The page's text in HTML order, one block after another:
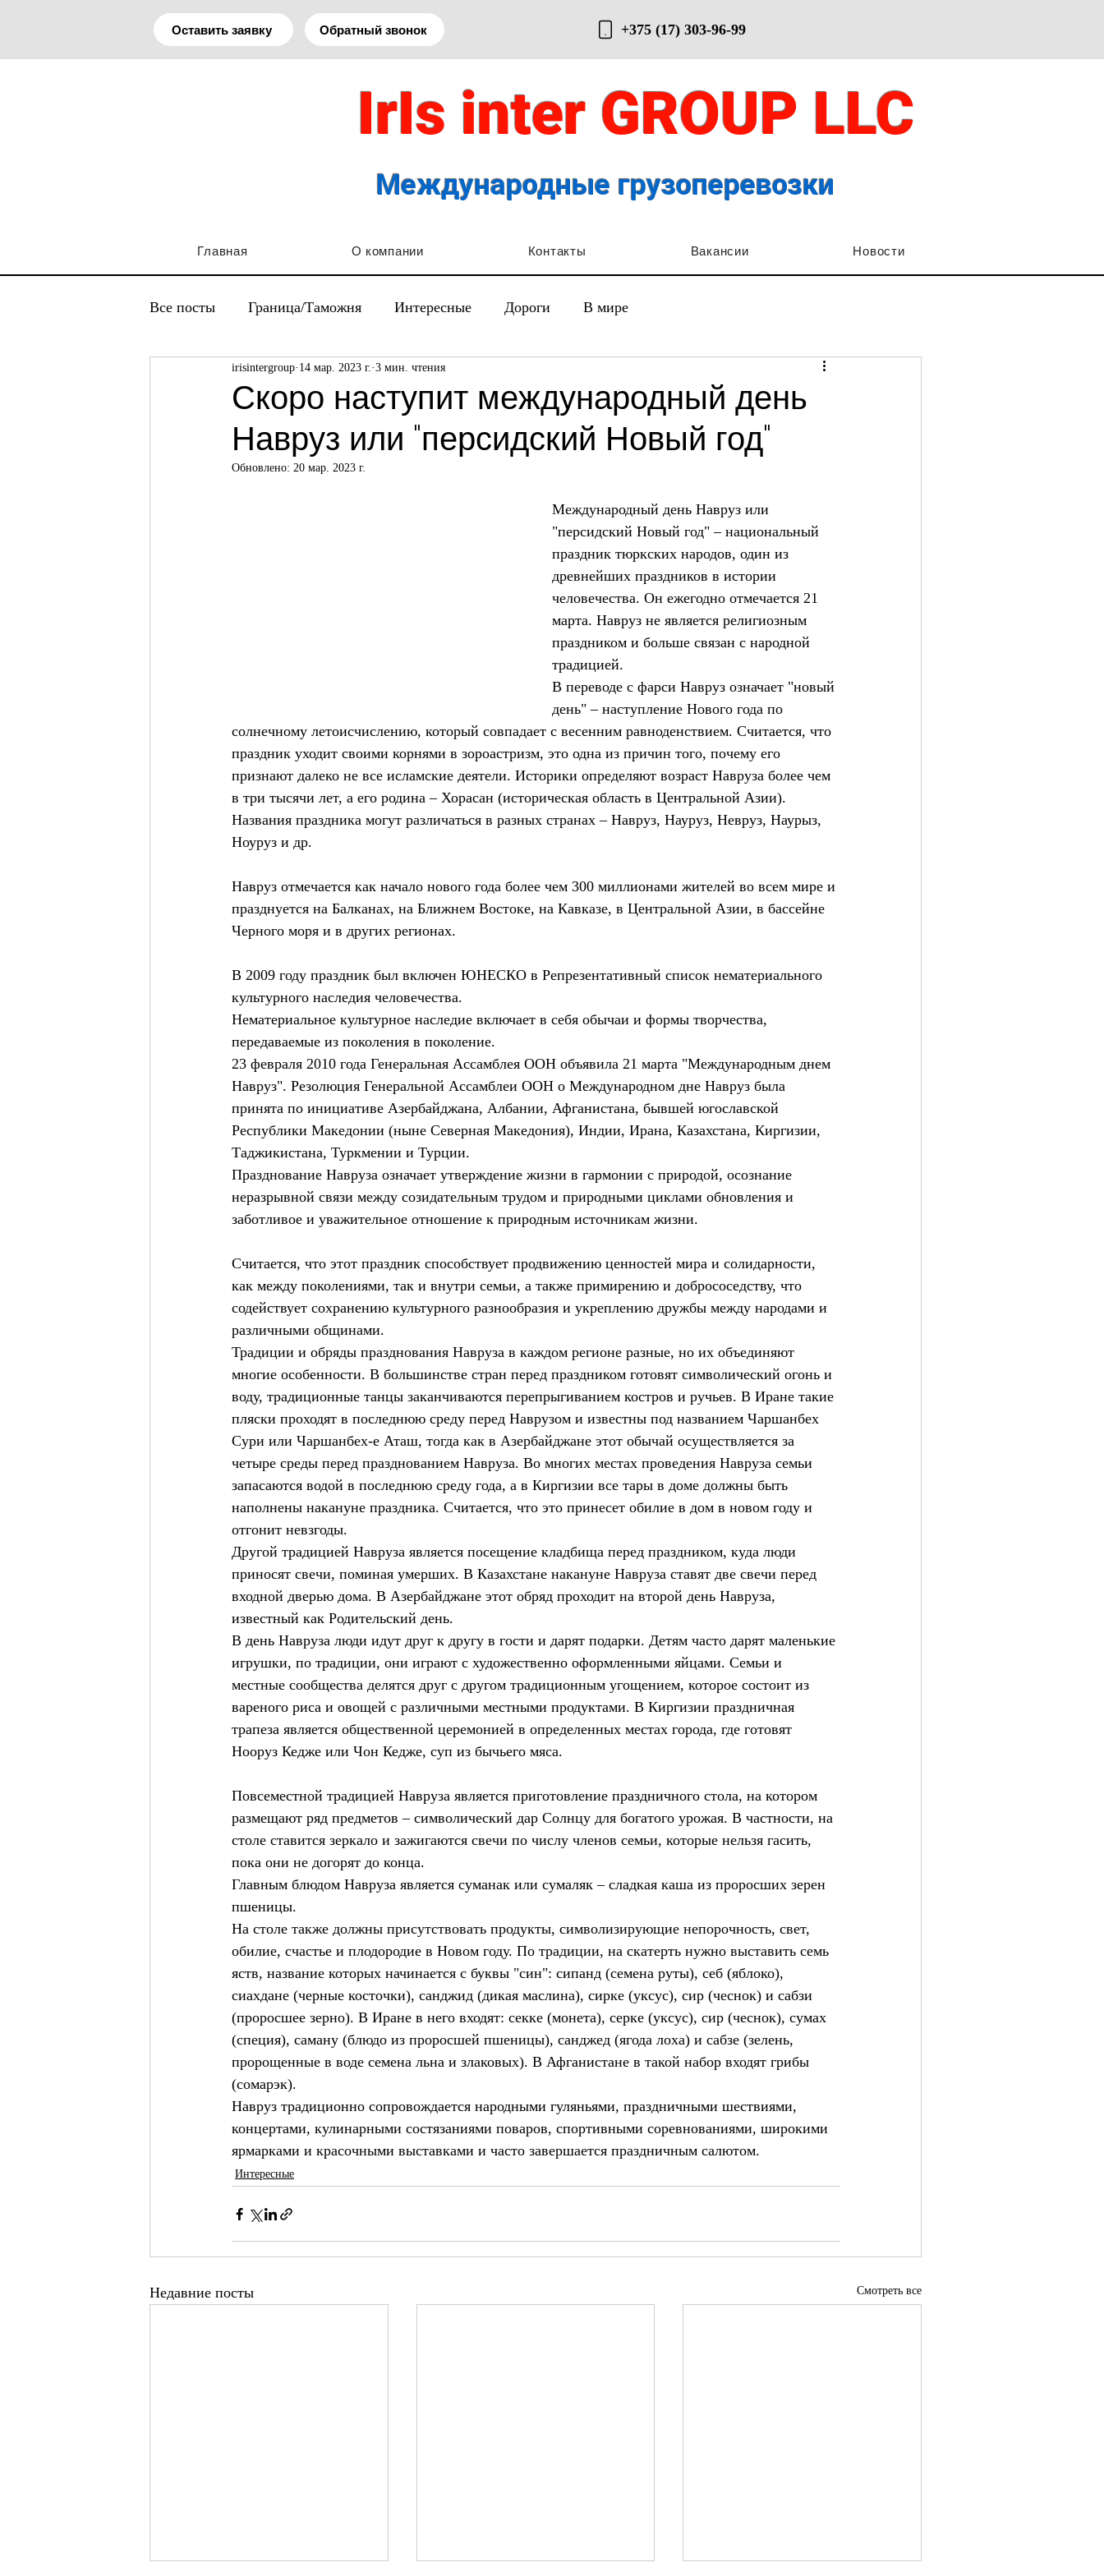
Оставить заявку Обратный звонок +375 (17) 303-96-99
IrIs inter GROUP LLC
Международные грузоперевозки
Главная О компании Контакты Вакансии Новости
Все посты Граница/Таможня Интересные Дороги В мире
Скоро наступит международный день
Навруз или "персидский Новый год"
irisintergroup 14 мар. 2023 г. 3 мин. чтения
Обновлено: 20 мар. 2023 г.
Международный день Навруз или
"персидский Новый год" – национальный
праздник тюркских народов, один из
древнейших праздников в истории
человечества. Он ежегодно отмечается 21
марта. Навруз не является религиозным
праздником и больше связан с народной
традицией.
В переводе с фарси Навруз означает "новый
день" – наступление Нового года по
солнечному летоисчислению, который совпадает с весенним равноденствием. Считается, что
праздник уходит своими корнями в зороастризм, это одна из причин того, почему его
признают далеко не все исламские деятели. Историки определяют возраст Навруза более чем
в три тысячи лет, а его родина – Хорасан (историческая область в Центральной Азии).
Названия праздника могут различаться в разных странах – Навруз, Науруз, Невруз, Наурыз,
Ноуруз и др.
Навруз отмечается как начало нового года более чем 300 миллионами жителей во всем мире и
празднуется на Балканах, на Ближнем Востоке, на Кавказе, в Центральной Азии, в бассейне
Черного моря и в других регионах.
В 2009 году праздник был включен ЮНЕСКО в Репрезентативный список нематериального
культурного наследия человечества.
Нематериальное культурное наследие включает в себя обычаи и формы творчества,
передаваемые из поколения в поколение.
23 февраля 2010 года Генеральная Ассамблея ООН объявила 21 марта "Международным днем
Навруз". Резолюция Генеральной Ассамблеи ООН о Международном дне Навруз была
принята по инициативе Азербайджана, Албании, Афганистана, бывшей югославской
Республики Македонии (ныне Северная Македония), Индии, Ирана, Казахстана, Киргизии,
Таджикистана, Туркмении и Турции.
Празднование Навруза означает утверждение жизни в гармонии с природой, осознание
неразрывной связи между созидательным трудом и природными циклами обновления и
заботливое и уважительное отношение к природным источникам жизни.
Считается, что этот праздник способствует продвижению ценностей мира и солидарности,
как между поколениями, так и внутри семьи, а также примирению и добрососедству, что
содействует сохранению культурного разнообразия и укреплению дружбы между народами и
различными общинами.
Традиции и обряды празднования Навруза в каждом регионе разные, но их объединяют
многие особенности. В большинстве стран перед праздником готовят символический огонь и
воду, традиционные танцы заканчиваются перепрыгиванием костров и ручьев. В Иране такие
пляски проходят в последнюю среду перед Наврузом и известны под названием Чаршанбех
Сури или Чаршанбех-е Аташ, тогда как в Азербайджане этот обычай осуществляется за
четыре среды перед празднованием Навруза. Во многих местах проведения Навруза семьи
запасаются водой в последнюю среду года, а в Киргизии все тары в доме должны быть
наполнены накануне праздника. Считается, что это принесет обилие в дом в новом году и
отгонит невзгоды.
Другой традицией Навруза является посещение кладбища перед праздником, куда люди
приносят свечи, поминая умерших. В Казахстане накануне Навруза ставят две свечи перед
входной дверью дома. В Азербайджане этот обряд проходит на второй день Навруза,
известный как Родительский день.
В день Навруза люди идут друг к другу в гости и дарят подарки. Детям часто дарят маленькие
игрушки, по традиции, они играют с художественно оформленными яйцами. Семьи и
местные сообщества делятся друг с другом традиционным угощением, которое состоит из
вареного риса и овощей с различными местными продуктами. В Киргизии праздничная
трапеза является общественной церемонией в определенных местах города, где готовят
Нооруз Кедже или Чон Кедже, суп из бычьего мяса.
Повсеместной традицией Навруза является приготовление праздничного стола, на котором
размещают ряд предметов – символический дар Солнцу для богатого урожая. В частности, на
столе ставится зеркало и зажигаются свечи по числу членов семьи, которые нельзя гасить,
пока они не догорят до конца.
Главным блюдом Навруза является суманак или сумаляк – сладкая каша из проросших зерен
пшеницы.
На столе также должны присутствовать продукты, символизирующие непорочность, свет,
обилие, счастье и плодородие в Новом году. По традиции, на скатерть нужно выставить семь
яств, название которых начинается с буквы "син": сипанд (семена руты), себ (яблоко),
сиахдане (черные косточки), санджид (дикая маслина), сирке (уксус), сир (чеснок) и сабзи
(проросшее зерно). В Иране в него входят: секке (монета), серке (уксус), сир (чеснок), сумах
(специя), саману (блюдо из проросшей пшеницы), санджед (ягода лоха) и сабзе (зелень,
пророщенные в воде семена льна и злаковых). В Афганистане в такой набор входят грибы
(сомарэк).
Навруз традиционно сопровождается народными гуляньями, праздничными шествиями,
концертами, кулинарными состязаниями поваров, спортивными соревнованиями, широкими
ярмарками и красочными выставками и часто завершается праздничным салютом.
Интересные
Недавние посты Смотреть все